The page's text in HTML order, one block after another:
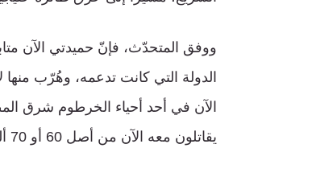
ووفق المتحدّث، فإنّ حميدتي الآن
الدولة التي كانت تدعمه، وهُرّب
الآن في أحد أحياء الخرطوم شرق
يقاتلون معه الآن من أصل 60 أو 70 ألفًا هم بضعة آلاف فقط.